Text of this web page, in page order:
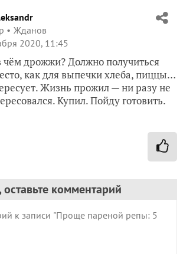
Жданов
2020, 11:45
чём дрожжи? Должно получиться
как для выпечки хлеба, пиццы…
Жизнь прожил — ни разу не
Купил. Пойду готовить.
комментарий